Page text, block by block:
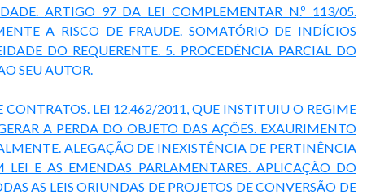
ARTIGO 97 DA LEI COMPLEMENTAR N.º 113/05.
A RISCO DE FRAUDE. SOMATÓRIO DE INDÍCIOS
DO REQUERENTE. 5. PROCEDÊNCIA PARCIAL DO
SEU AUTOR.
LEI 12.462/2011, QUE INSTITUIU O REGIME
A PERDA DO OBJETO DAS AÇÕES. EXAURIMENTO
ALEGAÇÃO DE INEXISTÊNCIA DE PERTINÊNCIA
E AS EMENDAS PARLAMENTARES. APLICAÇÃO DO
AS LEIS ORIUNDAS DE PROJETOS DE CONVERSÃO DE